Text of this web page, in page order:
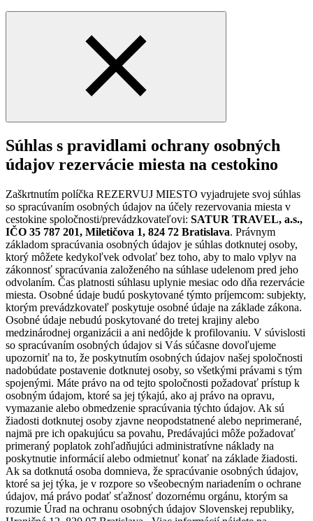
Súhlas s pravidlami ochrany osobných
údajov rezervácie miesta na cestokino
Zaškrtnutím políčka REZERVUJ MIESTO vyjadrujete svoj súhlas
so spracúvaním osobných údajov na účely rezervovania miesta v
cestokine spoločnosti/prevádzkovateľovi: SATUR TRAVEL, a.s.,
IČO 35 787 201, Miletičova 1, 824 72 Bratislava. Právnym
základom spracúvania osobných údajov je súhlas dotknutej osoby,
ktorý môžete kedykoľvek odvolať bez toho, aby to malo vplyv na
zákonnosť spracúvania založeného na súhlase udelenom pred jeho
odvolaním. Čas platnosti súhlasu uplynie mesiac odo dňa rezervácie
miesta. Osobné údaje budú poskytované týmto príjemcom: subjekty,
ktorým prevádzkovateľ poskytuje osobné údaje na základe zákona.
Osobné údaje nebudú poskytované do tretej krajiny alebo
medzinárodnej organizácii a ani nedôjde k profilovaniu. V súvislosti
so spracúvaním osobných údajov si Vás súčasne dovoľujeme
upozorniť na to, že poskytnutím osobných údajov našej spoločnosti
nadobúdate postavenie dotknutej osoby, so všetkými právami s tým
spojenými. Máte právo na od tejto spoločnosti požadovať prístup k
osobným údajom, ktoré sa jej týkajú, ako aj právo na opravu,
vymazanie alebo obmedzenie spracúvania týchto údajov. Ak sú
žiadosti dotknutej osoby zjavne neopodstatnené alebo neprimerané,
najmä pre ich opakujúcu sa povahu, Predávajúci môže požadovať
primeraný poplatok zohľadňujúci administratívne náklady na
poskytnutie informácií alebo odmietnuť konať na základe žiadosti.
Ak sa dotknutá osoba domnieva, že spracúvanie osobných údajov,
ktoré sa jej týka, je v rozpore so všeobecným nariadením o ochrane
údajov, má právo podať sťažnosť dozornému orgánu, ktorým sa
rozumie Úrad na ochranu osobných údajov Slovenskej republiky,